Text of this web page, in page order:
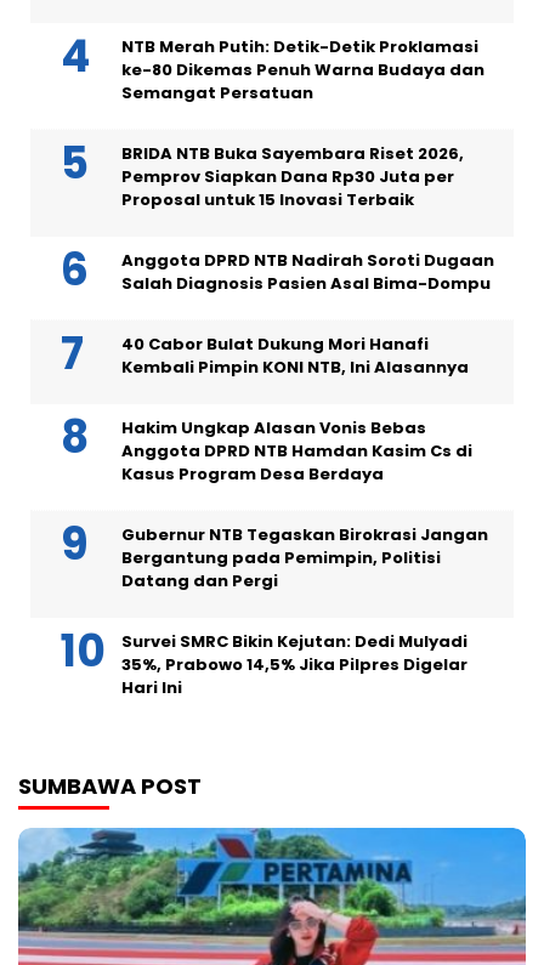
NTB Merah Putih: Detik-Detik Proklamasi
ke-80 Dikemas Penuh Warna Budaya dan
Semangat Persatuan
BRIDA NTB Buka Sayembara Riset 2026,
Pemprov Siapkan Dana Rp30 Juta per
Proposal untuk 15 Inovasi Terbaik
Anggota DPRD NTB Nadirah Soroti Dugaan
Salah Diagnosis Pasien Asal Bima-Dompu
40 Cabor Bulat Dukung Mori Hanafi
Kembali Pimpin KONI NTB, Ini Alasannya
Hakim Ungkap Alasan Vonis Bebas
Anggota DPRD NTB Hamdan Kasim Cs di
Kasus Program Desa Berdaya
Gubernur NTB Tegaskan Birokrasi Jangan
Bergantung pada Pemimpin, Politisi
Datang dan Pergi
Survei SMRC Bikin Kejutan: Dedi Mulyadi
35%, Prabowo 14,5% Jika Pilpres Digelar
Hari Ini
SUMBAWA POST